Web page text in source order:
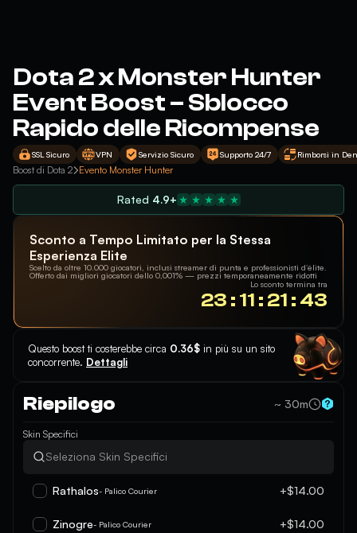
Dota 2 x Monster Hunter
Event Boost – Sblocco
Rapido delle Ricompense
SSL Sicuro VPN Servizio Sicuro Supporto 24/7 Rimborsi in
Boost di Dota 2 Evento Monster Hunter
Rated 4.9+
Sconto a Tempo Limitato per la Stessa
Esperienza Elite
Scelto da oltre 10.000 giocatori, inclusi streamer di punta e professionisti d’élite.
Offerto dai migliori giocatori dello 0,001% — prezzi temporaneamente ridotti
Lo sconto termina tra
23 : 11 : 21 : 43
Questo boost ti costerebbe circa 0.36$ in più su un sito
concorrente. Dettagli
Riepilogo ~ 30m
Skin Specifici
Rathalos- Palico Courier +$14.00
Zinogre- Palico Courier +$14.00